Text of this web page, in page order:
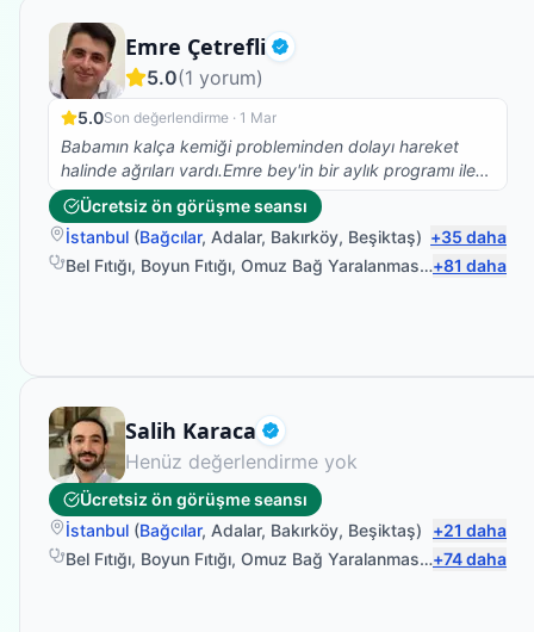
Emre Çetrefli Doğrulanmış
Fizyoterapist
5.0(1 yorum)
5.0Son değerlendirme · 1 Mar
Babamın kalça kemiği probleminden dolayı hareket
halinde ağrıları vardı.Emre bey'in bir aylık programı ile
ağrılarda önemli ölçüde azalma ve bacak
hareketlerinde de açı anlamında farklılıklar
oldu.Hastaya yaklaşımı açısından da genç yaşına
rağmen çok güzel.Teşekkürler.
Ücretsiz ön görüşme seansı
İstanbul (Bağcılar, Adalar, Bakırköy, Beşiktaş) +35 daha
Bel Fıtığı, Boyun Fıtığı, Omuz Bağ Yaralanması ,Protez
+81 daha
Salih Karaca Doğrulanmış
Fizyoterapist
Henüz değerlendirme yok
Ücretsiz ön görüşme seansı
İstanbul (Bağcılar, Adalar, Bakırköy, Beşiktaş) +21 daha
Bel Fıtığı, Boyun Fıtığı, Omuz Bağ Yaralanması ,Protez
+74daha